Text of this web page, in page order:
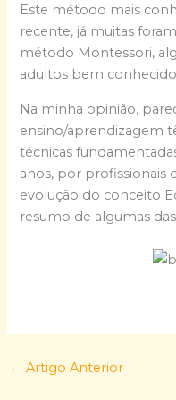
Este método mais
recente, já muitas
método Montessori,
adultos bem
Na minha opinião,
ensino/aprendizagem
técnicas
anos, por profissionais
evolução do conceito
resumo de algumas
← Artigo Anterior